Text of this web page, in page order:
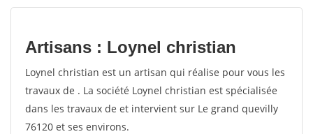
votes
Artisans : Loynel christian
Loynel christian est un artisan qui réalise pour vous les
travaux de . La société Loynel christian est spécialisée
dans les travaux de et intervient sur Le grand quevilly
76120 et ses environs.